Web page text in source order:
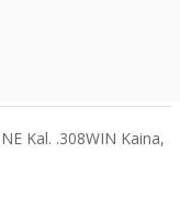
Kal. .308WIN Kaina,